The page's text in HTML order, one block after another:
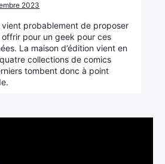
2023
vient probablement de proposer
pour un geek pour ces
La maison d’édition vient en
collections de comics
tombent donc à point